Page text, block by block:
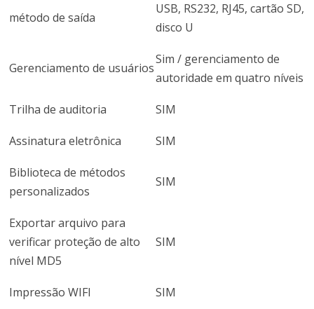
método de saída
USB, RS232, RJ45, cartão SD,
disco U
Gerenciamento de usuários
Sim / gerenciamento de
autoridade em quatro níveis
Trilha de auditoria SIM
Assinatura eletrônica SIM
Biblioteca de métodos
personalizados
SIM
Exportar arquivo para
verificar proteção de alto
nível MD5
SIM
Impressão WIFI SIM